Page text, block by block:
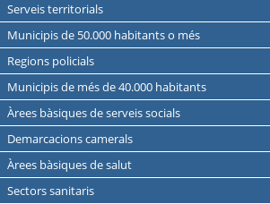
Serveis territorials
Municipis de 50.000 habitants o més
Regions policials
Municipis de més de 40.000 habitants
Àrees bàsiques de serveis socials
Demarcacions camerals
Àrees bàsiques de salut
Sectors sanitaris